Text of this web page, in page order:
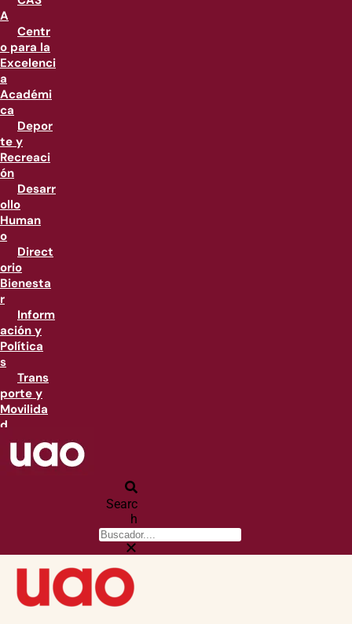
A
Centr
o para la
Excelenci
a
Académi
ca
Depor
te y
Recreaci
ón
Desarr
ollo
Human
o
Direct
orio
Bienesta
r
Inform
ación y
Política
s
Trans
porte y
Movilida
d
Searc
h